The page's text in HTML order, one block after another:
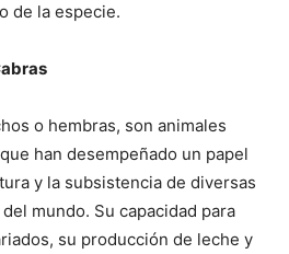
de la especie.
o hembras, son animales
han desempeñado un papel
y la subsistencia de diversas
mundo. Su capacidad para
su producción de leche y